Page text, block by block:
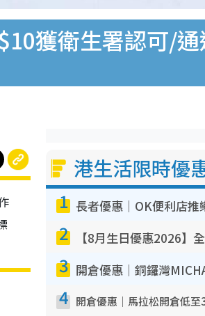
獲衛生署認可/
港生活限時優
1
2
3
4